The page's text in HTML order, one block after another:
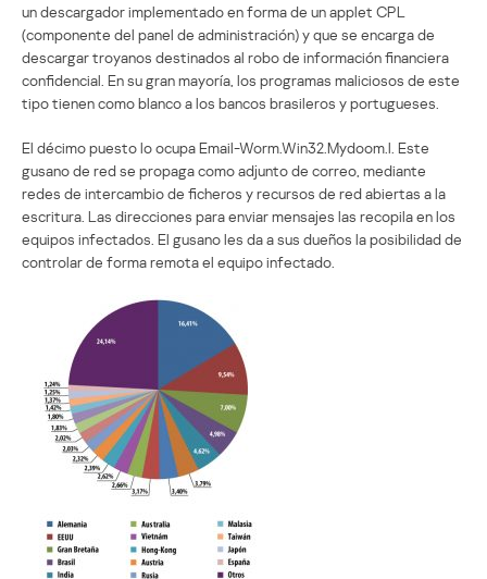
un descargador implementado en forma de un applet CPL
(componente del panel de administración) y que se encarga de
descargar troyanos destinados al robo de información financiera
confidencial. En su gran mayoría, los programas maliciosos de este
tipo tienen como blanco a los bancos brasileros y portugueses.
El décimo puesto lo ocupa Email-Worm.Win32.Mydoom.l. Este
gusano de red se propaga como adjunto de correo, mediante
redes de intercambio de ficheros y recursos de red abiertas a la
escritura. Las direcciones para enviar mensajes las recopila en los
equipos infectados. El gusano les da a sus dueños la posibilidad de
controlar de forma remota el equipo infectado.